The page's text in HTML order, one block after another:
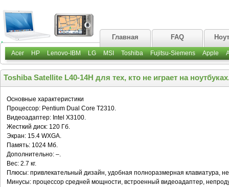
Главная FAQ
Acer HP Lenovo-IBM LG MSI Toshiba Fujitsu-Siemens Apple
Toshiba Satellite L40-14H для тех, кто не играет на
Основные характеристики
Процессор: Pentium Dual Core Т2310.
Видеоадаптер: Intel X3100.
Жесткий диск: 120 Гб.
Экран: 15.4 WXGA.
Память: 1024 Мб.
Дополнительно: –.
Вес: 2.7 кг.
Плюсы: привлекательный дизайн, удобная полноразмерная клавиатура,
Минусы: процессор средней мощности, встроенный видеоадаптер,